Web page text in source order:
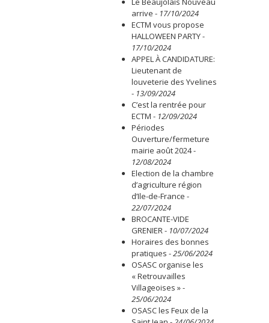
arrive - 17/10/2024
ECTM vous propose
HALLOWEEN PARTY-
17/10/2024
APPEL À CANDIDATURE:
Lieutenant de
louveterie des Yvelines
- 13/09/2024
C’est la rentrée pour
ECTM - 12/09/2024
Périodes
Ouverture/fermeture
mairie août 2024-
12/08/2024
Election de la chambre
d’agriculture région
d’Ile-de-France -
22/07/2024
BROCANTE-VIDE
GRENIER- 10/07/2024
Horaires des bonnes
pratiques -25/06/2024
OSASC organise les
« Retrouvailles
Villageoises »-
25/06/2024
OSASC les Feux de la